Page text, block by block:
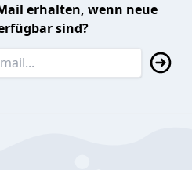
erhalten, wenn neue
sind?